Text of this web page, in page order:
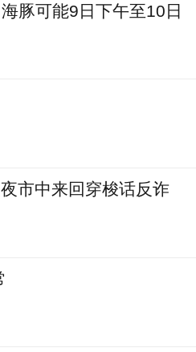
豚可能9日下午至10日
市中来回穿梭话反诈